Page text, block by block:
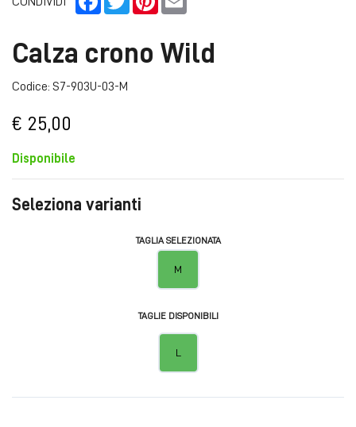
Calza crono Wild
Codice: S7-903U-03-M
€ 25,00
Disponibile
Seleziona varianti
TAGLIA SELEZIONATA
M
TAGLIE DISPONIBILI
L